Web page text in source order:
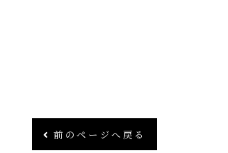
前のページへ戻る